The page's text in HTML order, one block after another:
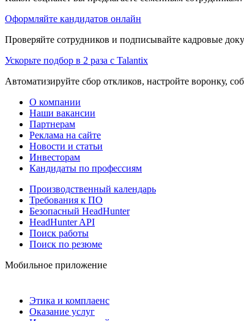
Оформляйте кандидатов онлайн
Проверяйте сотрудников и подписывайте кадровые
Ускорьте подбор в 2 раза с Talantix
Автоматизируйте сбор откликов, настройте воронку,
О компании
Наши вакансии
Партнерам
Реклама на сайте
Новости и статьи
Инвесторам
Кандидаты по профессиям
Производственный календарь
Требования к ПО
Безопасный HeadHunter
HeadHunter API
Поиск работы
Поиск по резюме
Мобильное приложение
Этика и комплаенс
Оказание услуг